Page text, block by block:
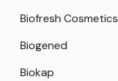
Biofresh Cosmetics
Biogened
Biokap